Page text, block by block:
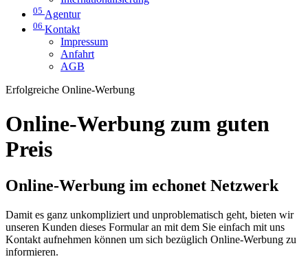
05 Agentur
06 Kontakt
Impressum
Anfahrt
AGB
Erfolgreiche Online-Werbung
Online-Werbung zum guten
Preis
Online-Werbung im echonet Netzwerk
Damit es ganz unkompliziert und unproblematisch geht, bieten wir
unseren Kunden dieses Formular an mit dem Sie einfach mit uns
Kontakt aufnehmen können um sich bezüglich Online-Werbung zu
informieren.